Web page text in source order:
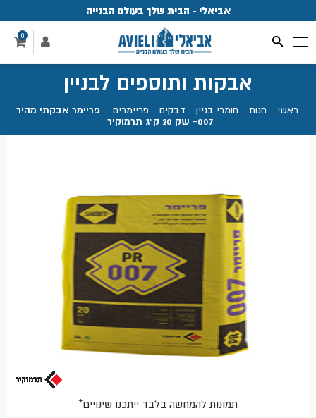
אביאלי - הבית שלך בעולם הבנייה
0
אבקות ותוספים לבניין
ראשי חנות חומרי בניין דבקים פריימרים
פריימר אבקתי מהיר
007- שק 20 ק"ג תרמוקיר
*תמונות להמחשה בלבד ייתכנו שינויים